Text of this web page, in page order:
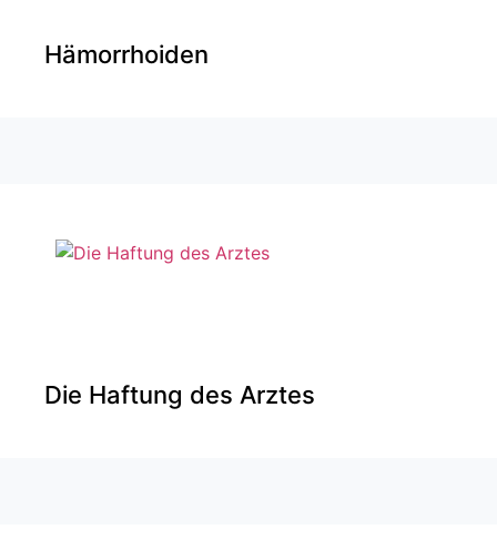
Hämorrhoiden
Die Haftung des Arztes